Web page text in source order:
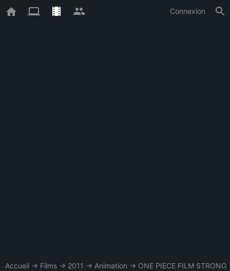
Connexion
Accueil → Films → 2011 → Animation → ONE PIECE FILM STRONG